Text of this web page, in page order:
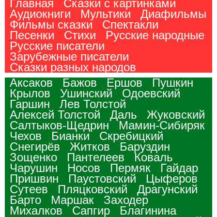
Главная
Сказки с картинками
Аудиокниги
Мультики
Диафильмы
Фильмы сказки
Спектакли
Песенки
Стихи
Русские народные
Русские писатели
Зарубежные писатели
Сказки разных народов
Аксаков
Бажов Ершов
Пушкин
Крылов
Ушинский
Одоевский
Гаршин
Лев Толстой
Алексей Толстой
Даль
Жуковский
Салтыков-Щедрин
Мамин-Сибиряк
Чехов
Бианки
Скребицкий
Снегирёв
Житков
Баруздин
Зощенко
Пантелеев
Коваль
Чарушин
Носов Пермяк
Гайдар
Пришвин
Паустовский
Цыферов
Сутеев
Пляцковский
Драгунский
Барто
Маршак
Заходер
Михалков
Сапгир
Благинина